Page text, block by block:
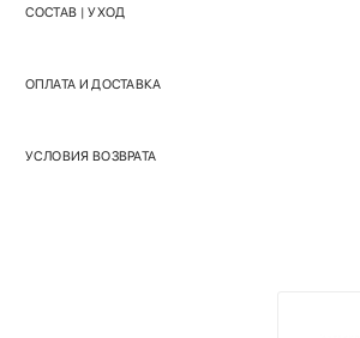
СОСТАВ | УХОД
ОПЛАТА И ДОСТАВКА
УСЛОВИЯ ВОЗВРАТА